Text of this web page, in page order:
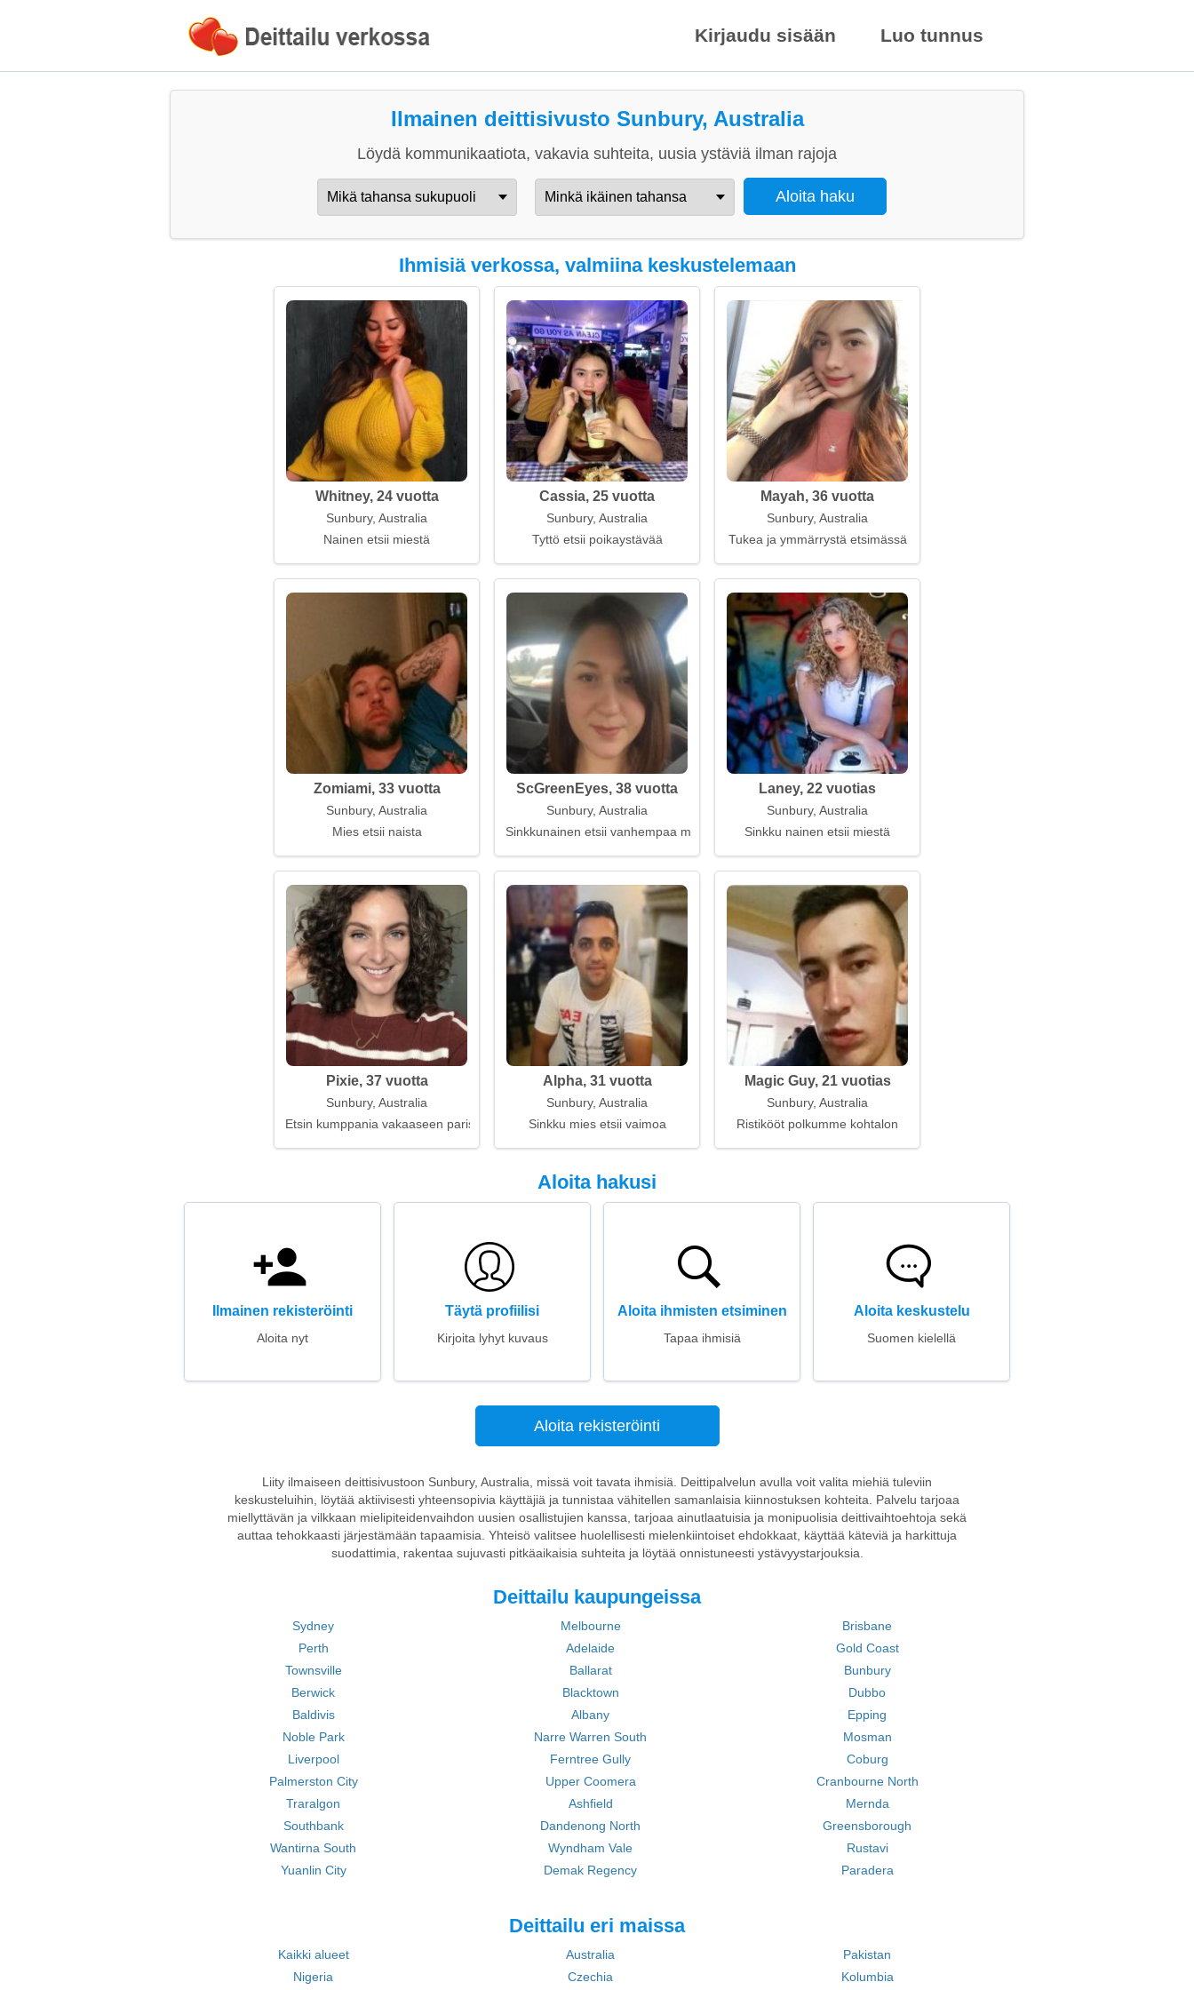
Kirjaudu sisään Luo tunnus
Ilmainen deittisivusto Sunbury, Australia
Löydä kommunikaatiota, vakavia suhteita, uusia ystäviä ilman rajoja
Ihmisiä verkossa, valmiina keskustelemaan
Whitney, 24 vuotta
Sunbury, Australia
Nainen etsii miestä
Cassia, 25 vuotta
Sunbury, Australia
Tyttö etsii poikaystävää
Mayah, 36 vuotta
Sunbury, Australia
Tukea ja ymmärrystä etsimässä
Zomiami, 33 vuotta
Sunbury, Australia
Mies etsii naista
ScGreenEyes, 38 vuotta
Sunbury, Australia
Sinkkunainen etsii vanhempaa miestä
Laney, 22 vuotias
Sunbury, Australia
Sinkku nainen etsii miestä
Pixie, 37 vuotta
Sunbury, Australia
Etsin kumppania vakaaseen parisuhteeseen
Alpha, 31 vuotta
Sunbury, Australia
Sinkku mies etsii vaimoa
Magic Guy, 21 vuotias
Sunbury, Australia
Ristikööt polkumme kohtalon
Aloita hakusi
Ilmainen rekisteröinti
Aloita nyt
Täytä profiilisi
Kirjoita lyhyt kuvaus
Aloita ihmisten etsiminen
Tapaa ihmisiä
Aloita keskustelu
Suomen kielellä
Aloita rekisteröinti
Liity ilmaiseen deittisivustoon Sunbury, Australia, missä voit tavata ihmisiä. Deittipalvelun avulla voit valita miehiä tuleviin
keskusteluihin, löytää aktiivisesti yhteensopivia käyttäjiä ja tunnistaa vähitellen samanlaisia kiinnostuksen kohteita. Palvelu tarjoaa
miellyttävän ja vilkkaan mielipiteidenvaihdon uusien osallistujien kanssa, tarjoaa ainutlaatuisia ja monipuolisia deittivaihtoehtoja sekä
auttaa tehokkaasti järjestämään tapaamisia. Yhteisö valitsee huolellisesti mielenkiintoiset ehdokkaat, käyttää käteviä ja harkittuja
suodattimia, rakentaa sujuvasti pitkäaikaisia suhteita ja löytää onnistuneesti ystävyystarjouksia.
Deittailu kaupungeissa
Sydney Melbourne
Brisbane
Perth
Adelaide
Gold Coast
Townsville
Ballarat
Bunbury
Berwick
Blacktown
Dubbo
Baldivis
Albany
Epping
Noble Park
Narre Warren South
Mosman
Liverpool
Ferntree Gully
Coburg
Palmerston City
Upper Coomera
Cranbourne North
Traralgon
Ashfield
Mernda
Southbank
Dandenong North
Greensborough
Wantirna South
Wyndham Vale
Rustavi
Yuanlin City
Demak Regency Paradera
Deittailu eri maissa
Kaikki alueet Australia
Pakistan
Nigeria
Czechia Kolumbia